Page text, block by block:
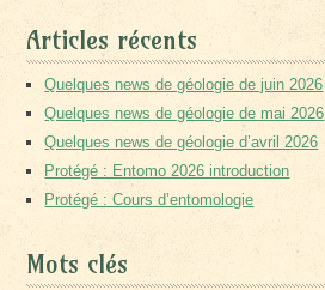
Articles récents
Quelques news de géologie de juin 2026
Quelques news de géologie de mai 2026
Quelques news de géologie d’avril 2026
Protégé : Entomo 2026 introduction
Protégé : Cours d’entomologie
Mots clés